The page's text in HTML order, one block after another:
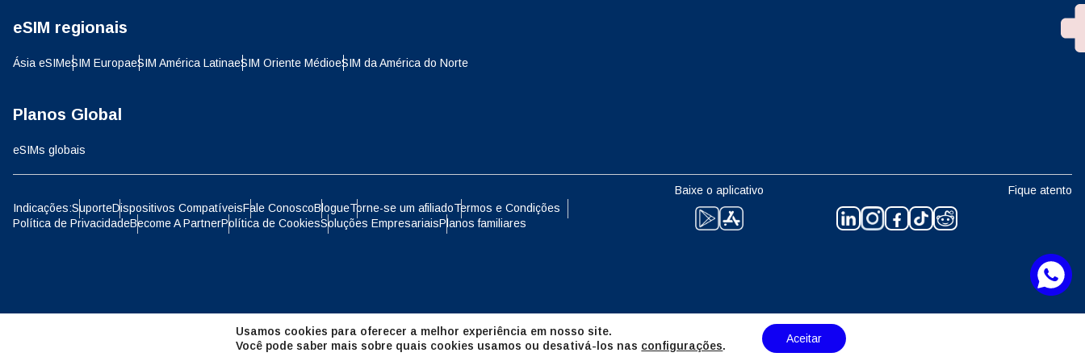
eSIM regionais
Ásia eSIMeSIM EuropaeSIM América LatinaeSIM Oriente MédioeSIM da América do Norte
Planos Global
eSIMs globais
Indicações:SuporteDispositivos CompatíveisFale ConoscoBlogueTorne-se um afiliadoTermos e Condições
Política de PrivacidadeBecome A PartnerPolítica de CookiesSoluções EmpresariaisPlanos familiares
Baixe o aplicativo Fique atento
Polski
简体中文 繁體中文
CAD - Dólar Canadense
CHF - Franco Suíço NZD - Dólar Neozelandês
Usamos cookies para oferecer a melhor experiência em nosso site.
Você pode saber mais sobre quais cookies usamos ou desativá-los nas configurações.
Aceitar